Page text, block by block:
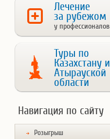
Лечение
за рубежом
у профессионалов
Туры по
Казахстану и
Атырауской
области
Навигация по сайту
Розыгрыш